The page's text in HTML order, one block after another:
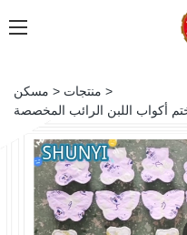
مسكن > منتجات >